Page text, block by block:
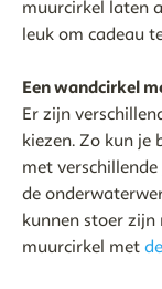
muurcirkel laten
leuk om cadeau
Een wandcirkel
Er zijn
kiezen. Zo kun je
met verschillende
de
kunnen stoer
muurcirkel met